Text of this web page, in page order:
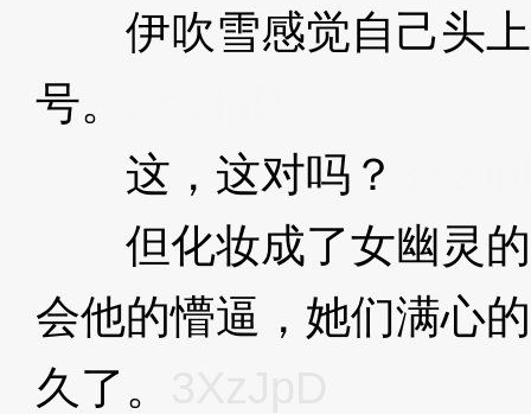
伊吹雪感觉自己头上
号。
这，这对吗？
但化妆成了女幽灵的
会他的懵逼，她们满心
久了。